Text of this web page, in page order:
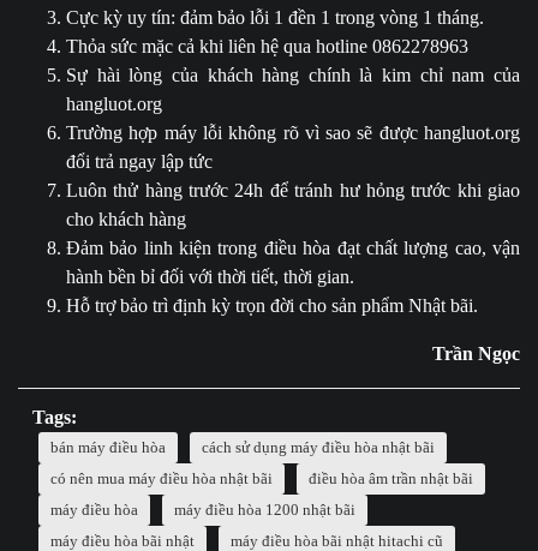
Cực kỳ uy tín: đảm bảo lỗi 1 đền 1 trong vòng 1 tháng.
Thỏa sức mặc cả khi liên hệ qua hotline 0862278963
Sự hài lòng của khách hàng chính là kim chỉ nam của
hangluot.org
Trường hợp máy lỗi không rõ vì sao sẽ được hangluot.org
đổi trả ngay lập tức
Luôn thử hàng trước 24h để tránh hư hỏng trước khi giao
cho khách hàng
Đảm bảo linh kiện trong điều hòa đạt chất lượng cao, vận
hành bền bỉ đối với thời tiết, thời gian.
Hỗ trợ bảo trì định kỳ trọn đời cho sản phẩm Nhật bãi.
Trần Ngọc
Tags:
bán máy điều hòa
cách sử dụng máy điều hòa nhật bãi
có nên mua máy điều hòa nhật bãi
điều hòa âm trần nhật bãi
máy điều hòa
máy điều hòa 1200 nhật bãi
máy điều hòa bãi nhật
máy điều hòa bãi nhật hitachi cũ